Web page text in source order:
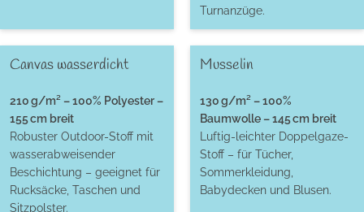
Turnanzüge.
Canvas wasserdicht
210 g/m² – 100% Polyester –
155 cm breit
Robuster Outdoor-Stoff mit
wasserabweisender
Beschichtung – geeignet für
Rucksäcke, Taschen und
Sitzpolster.
Musselin
130 g/m² – 100%
Baumwolle – 145 cm breit
Luftig-leichter Doppelgaze-
Stoff – für Tücher,
Sommerkleidung,
Babydecken und Blusen.